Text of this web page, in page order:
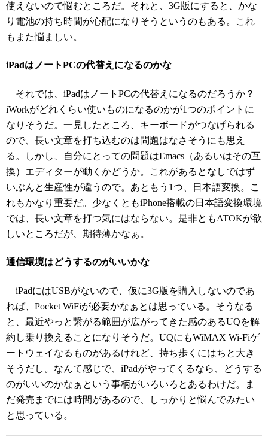
使えないので悩むところだ。それと、3G版にすると、かな
り電池の持ち時間が心配になりそうというのもある。これ
もまた悩ましい。
iPadはノートPCの代替えになるのかな
それでは、iPadはノートPCの代替えになるのだろうか？
iWorkがどれくらい使いものになるのかが1つのポイントに
なりそうだ。一見したところ、キーボードがつなげられる
ので、長い文章を打ち込むのは問題はなさそうにも思え
る。しかし、自分にとっての問題はEmacs（あるいはその互
換）エディターが動くかどうか。これがあるとなしではず
いぶんと生産性が違うので。あともう1つ、日本語変換。こ
れもかなり重要だ。少なくともiPhone搭載の日本語変換環境
では、長い文章を打つ気にはならない。是非ともATOKが欲
しいところだが、期待薄かなぁ。
通信環境はどうするのがいいかな
iPadにはUSBがないので、仮に3G版を購入しないのであ
れば、Pocket WiFiが必要かなぁとは思っている。そうなる
と、最近やっと繋がる範囲が広がってきた感のあるUQを解
約し乗り換えることになりそうだ。UQにもWiMAX Wi-Fiゲ
ートウェイなるものがあるけれど、持ち歩くにはちと大き
そうだし。なんて感じで、iPadがやってくるなら、どうする
のがいいのかなぁという事柄がいろいろとあるわけだ。ま
だ発売までには時間があるので、しっかりと悩んでみたい
と思っている。